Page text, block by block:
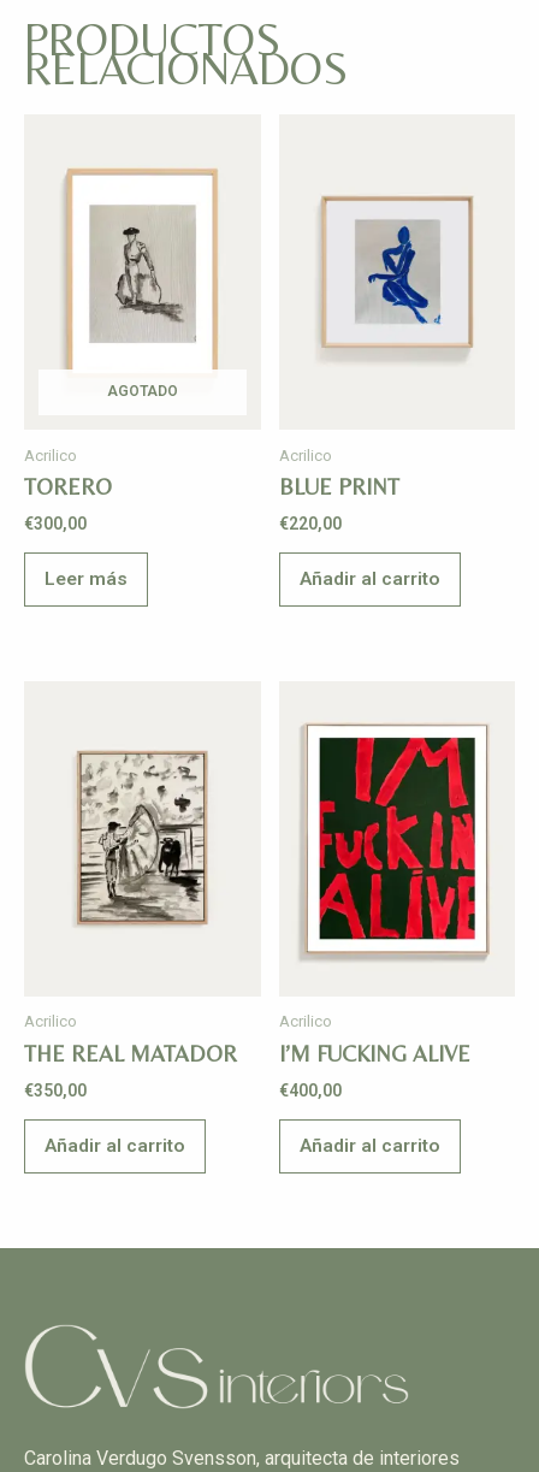
PRODUCTOS
RELACIONADOS
AGOTADO
Acrilico
TORERO
€300,00
Leer más
Acrilico
BLUE PRINT
€220,00
Añadir al carrito
Acrilico
THE REAL MATADOR
€350,00
Añadir al carrito
Acrilico
I’M FUCKING ALIVE
€400,00
Añadir al carrito
Carolina Verdugo Svensson, arquitecta de interiores